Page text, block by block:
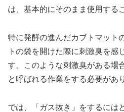
は、基本的にそのまま使用する
特に発酵の進んだカブトマット
トの袋を開けた際に刺激臭を感
す。このような刺激臭がある場
と呼ばれる作業をする必要があ
では、「ガス抜き」をするには